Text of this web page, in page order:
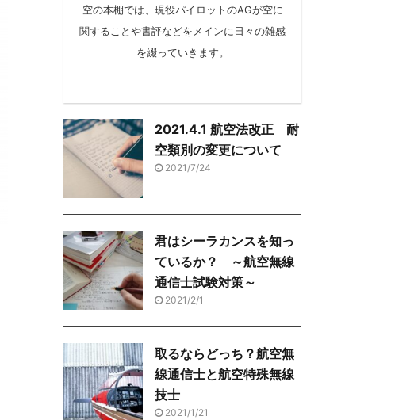
空の本棚では、現役パイロットのAGが空に
関することや書評などをメインに日々の雑感
を綴っていきます。
2021.4.1 航空法改正 耐
空類別の変更について
2021/7/24
君はシーラカンスを知っ
ているか？ ～航空無線
通信士試験対策～
2021/2/1
取るならどっち？航空無
線通信士と航空特殊無線
技士
2021/1/21